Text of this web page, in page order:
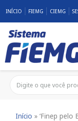
INÍCIO FIEMG CIEMG
Início »‘Finep pelo